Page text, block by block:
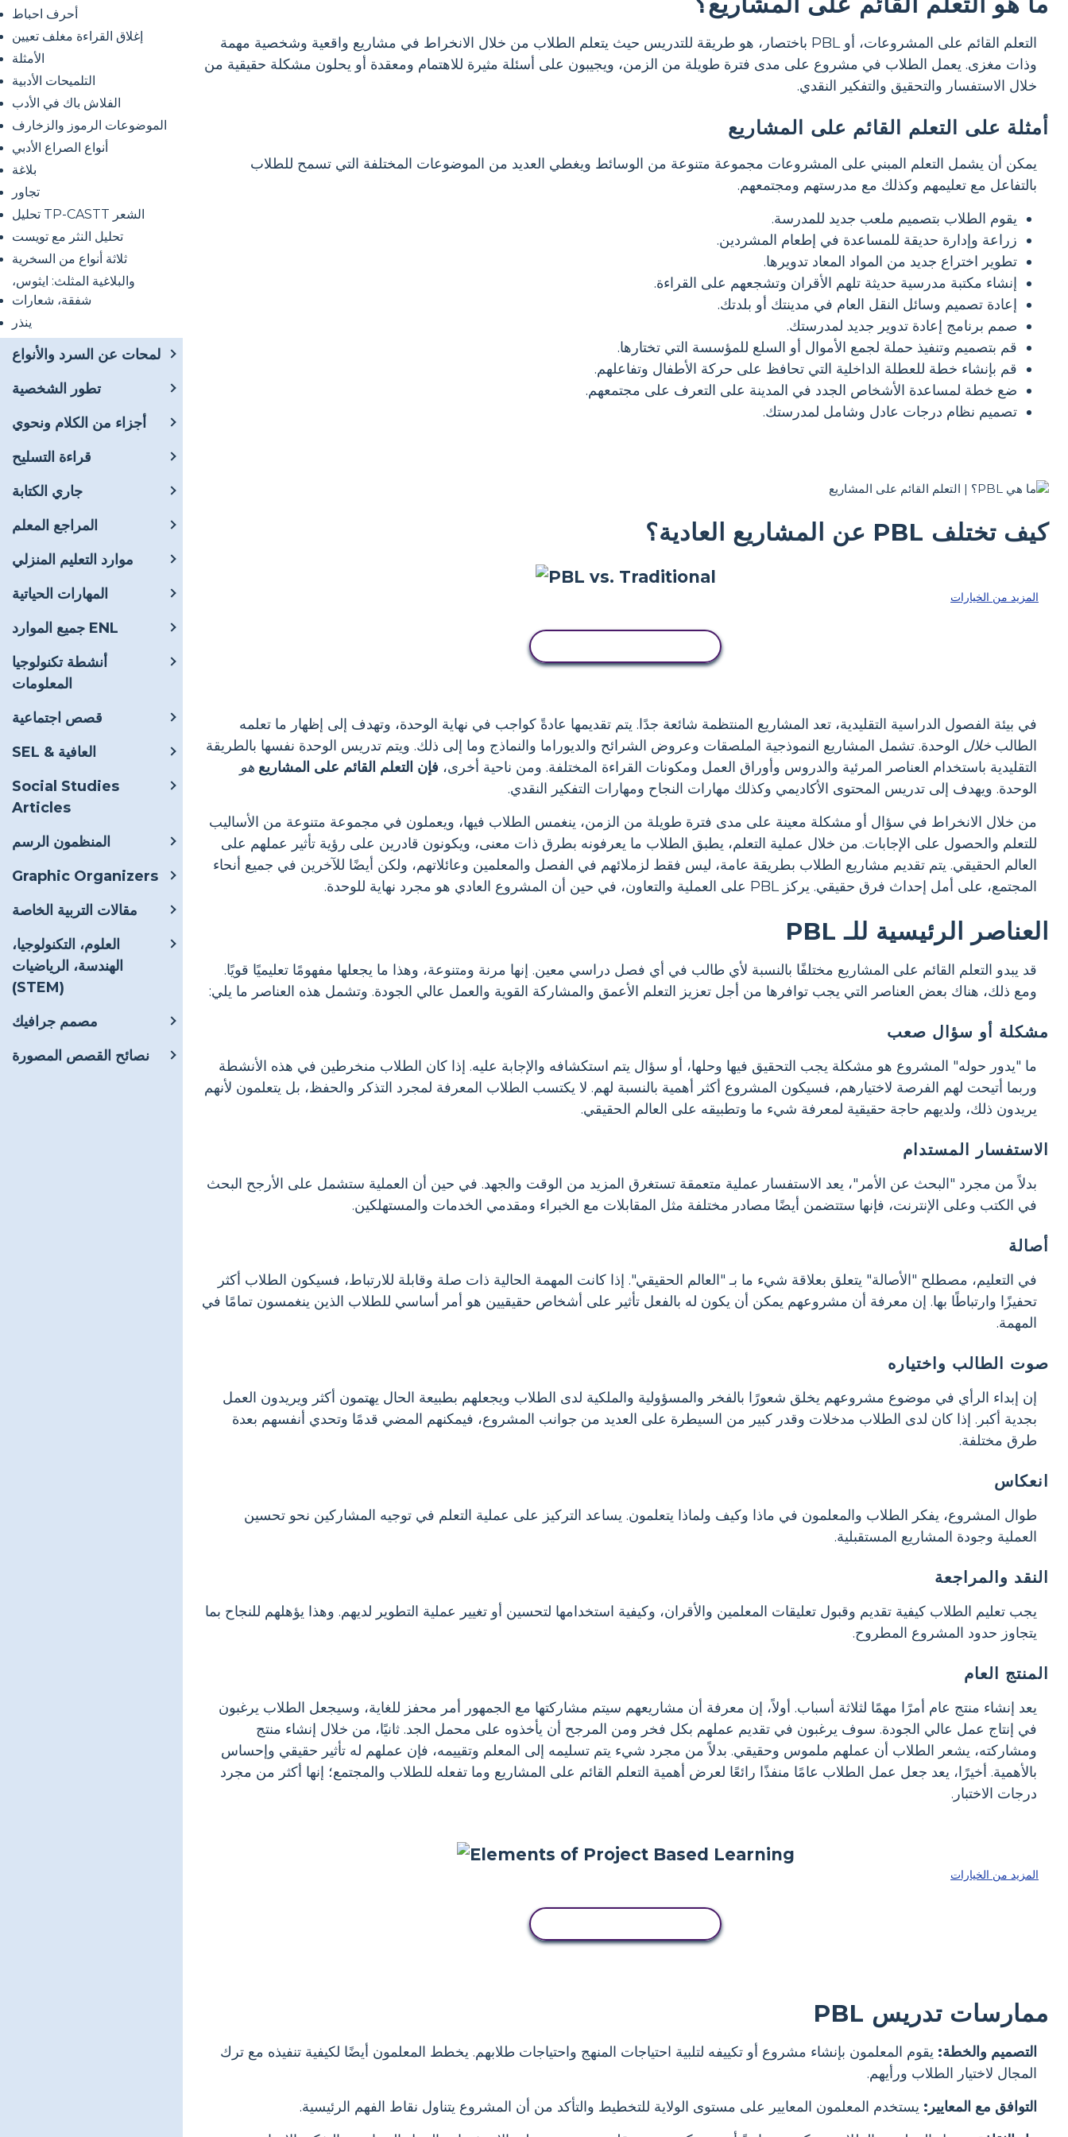
أحرف احباط
إغلاق القراءة مغلف تعيين
الأمثلة
التلميحات الأدبية
الفلاش باك في الأدب
الموضوعات الرموز والزخارف
أنواع الصراع الأدبي
بلاغة
تجاور
تحليل TP-CASTT الشعر
تحليل النثر مع تويست
ثلاثة أنواع من السخرية
والبلاغية المثلث: ايثوس،
شفقة، شعارات
ينذر
لمحات عن السرد والأنواع
تطور الشخصية
أجزاء من الكلام ونحوي
قراءة التسليح
جاري الكتابة
المراجع المعلم
موارد التعليم المنزلي
المهارات الحياتية
جميع الموارد ENL
أنشطة تكنولوجيا
المعلومات
قصص اجتماعية
SEL & العافية
Social Studies
Articles
المنظمون الرسم
Graphic Organizers
مقالات التربية الخاصة
العلوم، التكنولوجيا،
الهندسة، الرياضيات
(STEM)
مصمم جرافيك
نصائح القصص المصورة
التعلم القائم على المشروعات، أو PBL باختصار، هو طريقة للتدريس حيث يتعلم الطلاب من خلال الانخراط في مشاريع واقعية وشخصية مهمة
وذات مغزى. يعمل الطلاب في مشروع على مدى فترة طويلة من الزمن، ويجيبون على أسئلة مثيرة للاهتمام ومعقدة أو يحلون مشكلة حقيقية من
خلال الاستفسار والتحقيق والتفكير النقدي.
أمثلة على التعلم القائم على المشاريع
يمكن أن يشمل التعلم المبني على المشروعات مجموعة متنوعة من الوسائط ويغطي العديد من الموضوعات المختلفة التي تسمح للطلاب
بالتفاعل مع تعليمهم وكذلك مع مدرستهم ومجتمعهم.
يقوم الطلاب بتصميم ملعب جديد للمدرسة.
زراعة وإدارة حديقة للمساعدة في إطعام المشردين.
تطوير اختراع جديد من المواد المعاد تدويرها.
إنشاء مكتبة مدرسية حديثة تلهم الأقران وتشجعهم على القراءة.
إعادة تصميم وسائل النقل العام في مدينتك أو بلدتك.
صمم برنامج إعادة تدوير جديد لمدرستك.
قم بتصميم وتنفيذ حملة لجمع الأموال أو السلع للمؤسسة التي تختارها.
قم بإنشاء خطة للعطلة الداخلية التي تحافظ على حركة الأطفال وتفاعلهم.
ضع خطة لمساعدة الأشخاص الجدد في المدينة على التعرف على مجتمعهم.
تصميم نظام درجات عادل وشامل لمدرستك.
كيف تختلف PBL عن المشاريع العادية؟
المزيد من الخيارات
في بيئة الفصول الدراسية التقليدية، تعد المشاريع المنتظمة شائعة جدًا. يتم تقديمها عادةً كواجب في نهاية الوحدة، وتهدف إلى إظهار ما تعلمه
الطالب خلال الوحدة. تشمل المشاريع النموذجية الملصقات وعروض الشرائح والديوراما والنماذج وما إلى ذلك. ويتم تدريس الوحدة نفسها بالطريقة
التقليدية باستخدام العناصر المرئية والدروس وأوراق العمل ومكونات القراءة المختلفة. ومن ناحية أخرى، فإن التعلم القائم على المشاريع هو
الوحدة. ويهدف إلى تدريس المحتوى الأكاديمي وكذلك مهارات النجاح ومهارات التفكير النقدي.
من خلال الانخراط في سؤال أو مشكلة معينة على مدى فترة طويلة من الزمن، ينغمس الطلاب فيها، ويعملون في مجموعة متنوعة من الأساليب
للتعلم والحصول على الإجابات. من خلال عملية التعلم، يطبق الطلاب ما يعرفونه بطرق ذات معنى، ويكونون قادرين على رؤية تأثير عملهم على
العالم الحقيقي. يتم تقديم مشاريع الطلاب بطريقة عامة، ليس فقط لزملائهم في الفصل والمعلمين وعائلاتهم، ولكن أيضًا للآخرين في جميع أنحاء
المجتمع، على أمل إحداث فرق حقيقي. يركز PBL على العملية والتعاون، في حين أن المشروع العادي هو مجرد نهاية للوحدة.
العناصر الرئيسية للـ PBL
قد يبدو التعلم القائم على المشاريع مختلفًا بالنسبة لأي طالب في أي فصل دراسي معين. إنها مرنة ومتنوعة، وهذا ما يجعلها مفهومًا تعليميًا قويًا.
ومع ذلك، هناك بعض العناصر التي يجب توافرها من أجل تعزيز التعلم الأعمق والمشاركة القوية والعمل عالي الجودة. وتشمل هذه العناصر ما يلي:
مشكلة أو سؤال صعب
ما "يدور حوله" المشروع هو مشكلة يجب التحقيق فيها وحلها، أو سؤال يتم استكشافه والإجابة عليه. إذا كان الطلاب منخرطين في هذه الأنشطة
وربما أتيحت لهم الفرصة لاختيارهم، فسيكون المشروع أكثر أهمية بالنسبة لهم. لا يكتسب الطلاب المعرفة لمجرد التذكر والحفظ، بل يتعلمون لأنهم
يريدون ذلك، ولديهم حاجة حقيقية لمعرفة شيء ما وتطبيقه على العالم الحقيقي.
الاستفسار المستدام
بدلاً من مجرد "البحث عن الأمر"، يعد الاستفسار عملية متعمقة تستغرق المزيد من الوقت والجهد. في حين أن العملية ستشمل على الأرجح البحث
في الكتب وعلى الإنترنت، فإنها ستتضمن أيضًا مصادر مختلفة مثل المقابلات مع الخبراء ومقدمي الخدمات والمستهلكين.
أصالة
في التعليم، مصطلح "الأصالة" يتعلق بعلاقة شيء ما بـ "العالم الحقيقي". إذا كانت المهمة الحالية ذات صلة وقابلة للارتباط، فسيكون الطلاب أكثر
تحفيزًا وارتباطًا بها. إن معرفة أن مشروعهم يمكن أن يكون له بالفعل تأثير على أشخاص حقيقيين هو أمر أساسي للطلاب الذين ينغمسون تمامًا في
المهمة.
صوت الطالب واختياره
إن إبداء الرأي في موضوع مشروعهم يخلق شعورًا بالفخر والمسؤولية والملكية لدى الطلاب ويجعلهم بطبيعة الحال يهتمون أكثر ويريدون العمل
بجدية أكبر. إذا كان لدى الطلاب مدخلات وقدر كبير من السيطرة على العديد من جوانب المشروع، فيمكنهم المضي قدمًا وتحدي أنفسهم بعدة
طرق مختلفة.
انعكاس
طوال المشروع، يفكر الطلاب والمعلمون في ماذا وكيف ولماذا يتعلمون. يساعد التركيز على عملية التعلم في توجيه المشاركين نحو تحسين
العملية وجودة المشاريع المستقبلية.
النقد والمراجعة
يجب تعليم الطلاب كيفية تقديم وقبول تعليقات المعلمين والأقران، وكيفية استخدامها لتحسين أو تغيير عملية التطوير لديهم. وهذا يؤهلهم للنجاح بما
يتجاوز حدود المشروع المطروح.
المنتج العام
يعد إنشاء منتج عام أمرًا مهمًا لثلاثة أسباب. أولاً، إن معرفة أن مشاريعهم سيتم مشاركتها مع الجمهور أمر محفز للغاية، وسيجعل الطلاب يرغبون
في إنتاج عمل عالي الجودة. سوف يرغبون في تقديم عملهم بكل فخر ومن المرجح أن يأخذوه على محمل الجد. ثانيًا، من خلال إنشاء منتج
ومشاركته، يشعر الطلاب أن عملهم ملموس وحقيقي. بدلاً من مجرد شيء يتم تسليمه إلى المعلم وتقييمه، فإن عملهم له تأثير حقيقي وإحساس
بالأهمية. أخيرًا، يعد جعل عمل الطلاب عامًا منفذًا رائعًا لعرض أهمية التعلم القائم على المشاريع وما تفعله للطلاب والمجتمع؛ إنها أكثر من مجرد
درجات الاختبار.
المزيد من الخيارات
ممارسات تدريس PBL
التصميم والخطة: يقوم المعلمون بإنشاء مشروع أو تكييفه لتلبية احتياجات المنهج واحتياجات طلابهم. يخطط المعلمون أيضًا لكيفية تنفيذه مع ترك
المجال لاختيار الطلاب ورأيهم.
التوافق مع المعايير: يستخدم المعلمون المعايير على مستوى الولاية للتخطيط والتأكد من أن المشروع يتناول نقاط الفهم الرئيسية.